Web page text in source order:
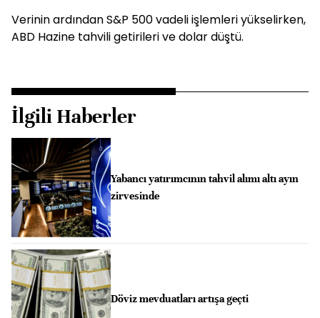
Verinin ardındanS&P 500 vadeli işlemleri yükselirken,
ABD Hazine tahvili getirileri ve dolar düştü.
İlgili Haberler
Yabancı yatırımcının tahvil alımı altı ayın
zirvesinde
Döviz mevduatları artışa geçti